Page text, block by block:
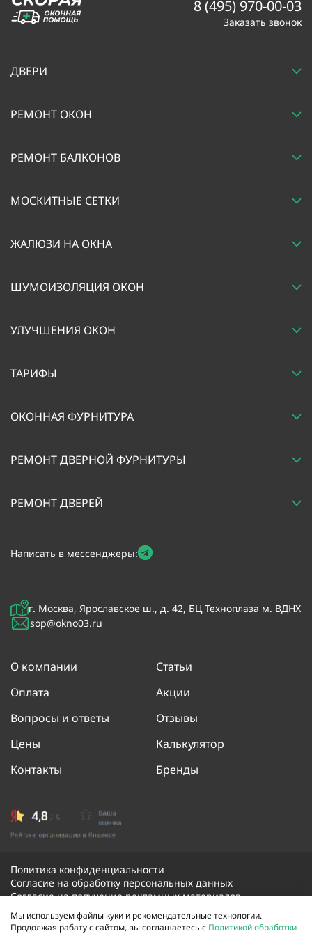
8 (495) 970-00-03
Заказать звонок
г. Москва, Ярославское ш., д. 42, БЦ Техноплаза м. ВДНХ
sop@okno03.ru
О компании
Статьи
Оплата
Акции
Вопросы и ответы
Отзывы
Цены
Калькулятор
Контакты
Бренды
Написать в мессенджеры:
ДВЕРИ
РЕМОНТ ОКОН
РЕМОНТ БАЛКОНОВ
МОСКИТНЫЕ СЕТКИ
ЖАЛЮЗИ НА ОКНА
ШУМОИЗОЛЯЦИЯ ОКОН
УЛУЧШЕНИЯ ОКОН
ТАРИФЫ
ОКОННАЯ ФУРНИТУРА
РЕМОНТ ДВЕРНОЙ ФУРНИТУРЫ
РЕМОНТ ДВЕРЕЙ
Политика конфиденциальности
Согласие на обработку персональных данных
Согласие на получение рекламных материалов
© 2026 Скорая оконная помощь. Все права защищены.
Мы используем файлы куки и рекомендательные технологии.
Продолжая рабату с сайтом, вы соглашаетесь с Политикой обработки